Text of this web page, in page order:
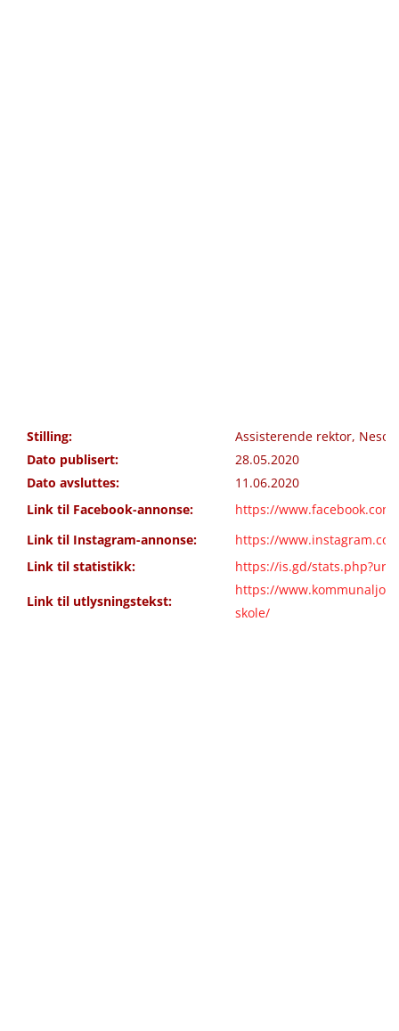
Stilling:
Assisterende rektor,
Dato publisert:
28.05.2020
Dato avsluttes:
11.06.2020
Link til Facebook-annonse:
https://
Link til Instagram-annonse:
https://
Link til statistikk:
https://is.gd/
Link til utlysningstekst:
https://
skole/